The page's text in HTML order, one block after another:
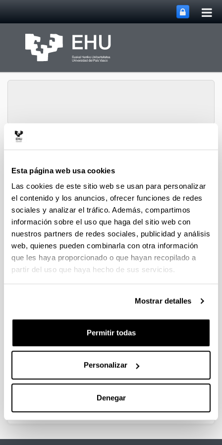
Esta página web usa cookies
Las cookies de este sitio web se usan para personalizar
el contenido y los anuncios, ofrecer funciones de redes
sociales y analizar el tráfico. Además, compartimos
información sobre el uso que haga del sitio web con
nuestros partners de redes sociales, publicidad y análisis
web, quienes pueden combinarla con otra información
que les haya proporcionado o que hayan recopilado a
partir del uso que haya hecho de sus servicios.
Mostrar detalles
Permitir todas
Personalizar
Denegar
GANDERE MenúAbrir/cerrar
Contexto
Tema